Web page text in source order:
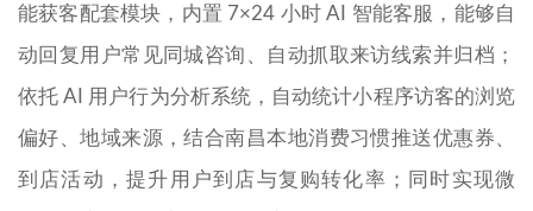
能获客配套模块，内置 7×24 小时 AI 智能客服，能够自
动回复用户常见同城咨询、自动抓取来访线索并归档；
依托 AI 用户行为分析系统，自动统计小程序访客的浏览
偏好、地域来源，结合南昌本地消费习惯推送优惠券、
到店活动，提升用户到店与复购转化率；同时实现微